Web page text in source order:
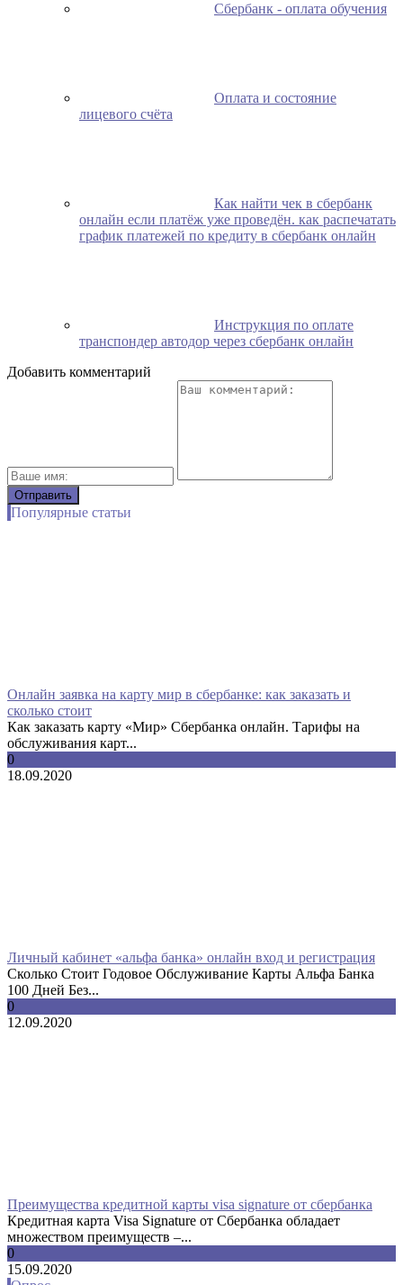
Сбербанк - оплата обучения
Оплата и состояние
лицевого счёта
Как найти чек в сбербанк
онлайн если платёж уже проведён. как распечатать
график платежей по кредиту в сбербанк онлайн
Инструкция по оплате
транспондер автодор через сбербанк онлайн
Добавить комментарий
Популярные статьи
Онлайн заявка на карту мир в сбербанке: как заказать и
сколько стоит
Как заказать карту «Мир» Сбербанка онлайн. Тарифы на
обслуживания карт...
0
18.09.2020
Личный кабинет «альфа банка» онлайн вход и регистрация
Сколько Стоит Годовое Обслуживание Карты Альфа Банка
100 Дней Без...
0
12.09.2020
Преимущества кредитной карты visa signature от сбербанка
Кредитная карта Visa Signature от Сбербанка обладает
множеством преимуществ –...
0
15.09.2020